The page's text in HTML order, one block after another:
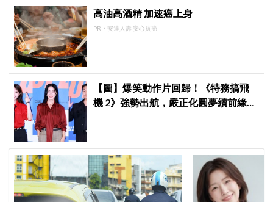
高油高酒精 加速癌上身
PR・安達人壽 安心抗癌
【圖】爆笑動作片回歸！《特務搞飛
機 2》強勢出航，嚴正化圓夢續前緣、